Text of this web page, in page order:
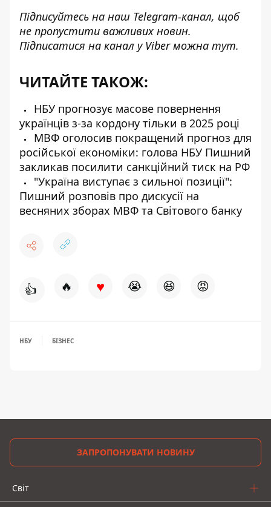
Підписуйтесь на наш Telegram-канал, щоб
не пропустити важливих новин.
Підписатися на канал у Viber можна тут.
ЧИТАЙТЕ ТАКОЖ:
НБУ прогнозує масове повернення
українців з-за кордону тільки в 2025 році
МВФ оголосив покращений прогноз для
російської економіки: голова НБУ Пишний
закликав посилити санкційний тиск на РФ
"Україна виступає з сильної позиції":
Пишний розповів про дискусії на
весняних зборах МВФ та Світового банку
👍 🔥 ♥ 😭 😆 😡
НБУ БІЗНЕС
ЗАПРОПОНУВАТИ НОВИНУ
Світ